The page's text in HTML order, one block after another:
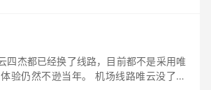
四杰都已经换了线路，目前都不是采用唯
验仍然不逊当年。 机场线路唯云没了之